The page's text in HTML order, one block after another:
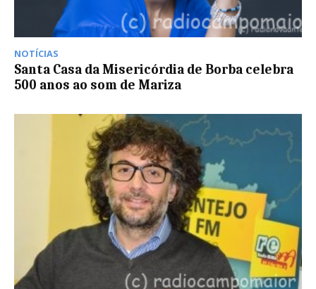
NOTÍCIAS
Santa Casa da Misericórdia de Borba celebra
500 anos ao som de Mariza